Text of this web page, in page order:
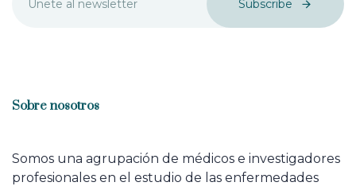
Subscribe
Sobre nosotros
Somos una agrupación de médicos e investigadores
profesionales en el estudio de las enfermedades